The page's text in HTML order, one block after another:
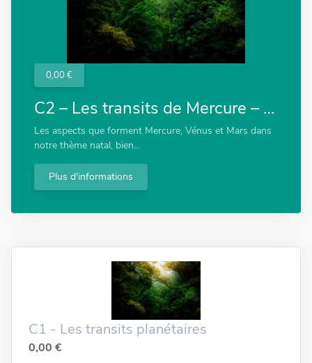
0,00 €
C2 – Les transits de Mercure – Venus – Mars
Les aspects que forment Mercure, Vénus et Mars dans
notre thème natal, bien...
Plus d'informations
C1 - Les transits planétaires
0,00 €